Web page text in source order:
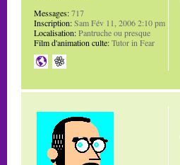
Messages:717
Inscription:Sam Fév 11, 2006 2:10 pm
Localisation:Pantruche ou presque
Film d'animation culte:Tutor in Fear